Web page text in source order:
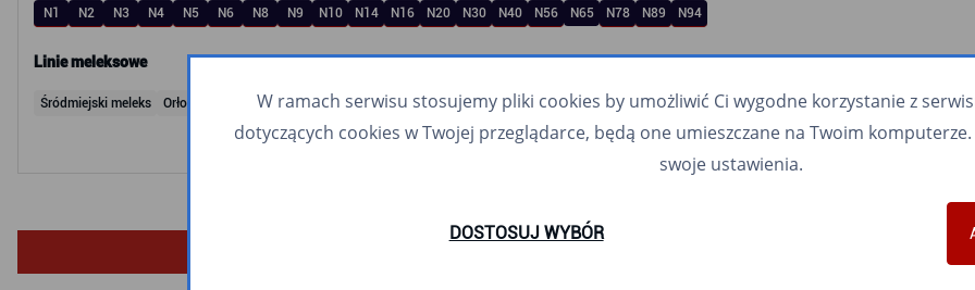
N1 N2 N3 N4 N5 N6 N8 N9 N10 N14 N16 N20 N30 N40 N56 N65 N78 N89 N94
Linie meleksowe
Śródmiejski meleks Orłowski meleks W ramach serwisu stosujemy pliki cookies by umożliwić Ci wygodne korzystanie z
dotyczących cookies w Twojej przeglądarce, będą one umieszczane na Twoim
swoje ustawienia.
DOSTOSUJ WYBÓR